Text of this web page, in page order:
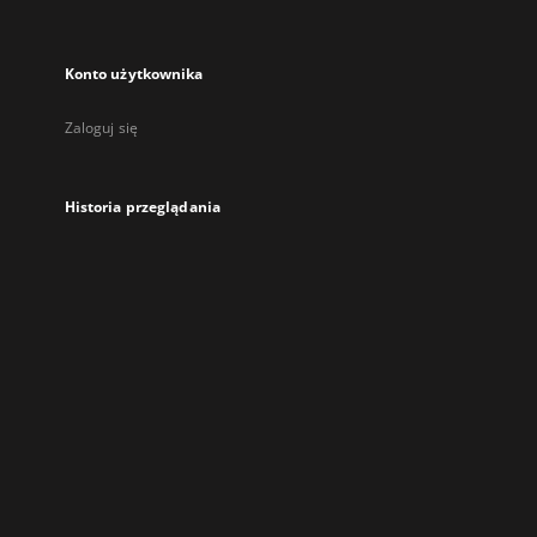
Konto użytkownika
Zaloguj się
Historia przeglądania